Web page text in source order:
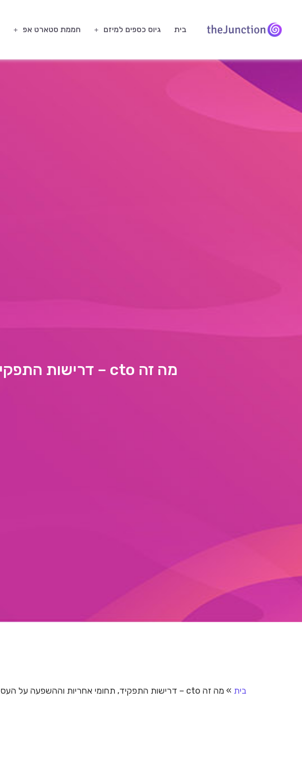
בית גיוס כספים למיזם חממת סטארט אפ
מה זה cto – דרישות התפקיד, תחומי אחריות וההשפעה על העסק
בית » מה זה cto – דרישות התפקיד, תחומי אחריות וההשפעה על העסק